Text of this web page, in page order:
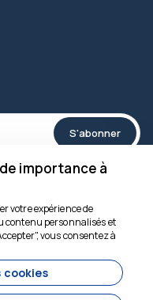
S'abonner
importance à
votre expérience de
contenu personnalisés et
vous consentez à
cookies